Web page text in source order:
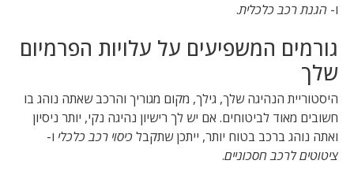
ו- הגנת רכב כלכלית.
גורמים המשפיעים על עלויות הפרמיום
שלך
היסטוריית הנהיגה שלך, גילך, מקום מגוריך והרכב שאתה נוהג בו
חשובים מאוד לביטוחים. אם יש לך רישיון נהיגה נקי, יותר ניסיון
ואתה נוהג ברכב בטוח יותר, ייתכן שתקבלכיסוי רכב כלכלי ו-
ציטוטים לרכב חסכוניים.